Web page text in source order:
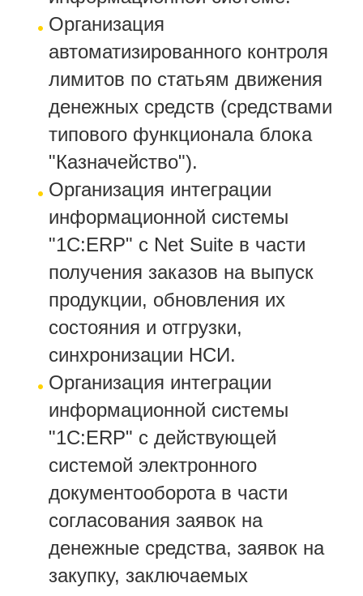
Организация
автоматизированного контроля
лимитов по статьям движения
денежных средств (средствами
типового функционала блока
"Казначейство").
Организация интеграции
информационной системы
"1С:ERP" с Net Suite в части
получения заказов на выпуск
продукции, обновления их
состояния и отгрузки,
синхронизации НСИ.
Организация интеграции
информационной системы
"1С:ERP" с действующей
системой электронного
документооборота в части
согласования заявок на
денежные средства, заявок на
закупку, заключаемых